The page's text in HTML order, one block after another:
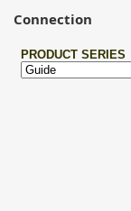
Connection